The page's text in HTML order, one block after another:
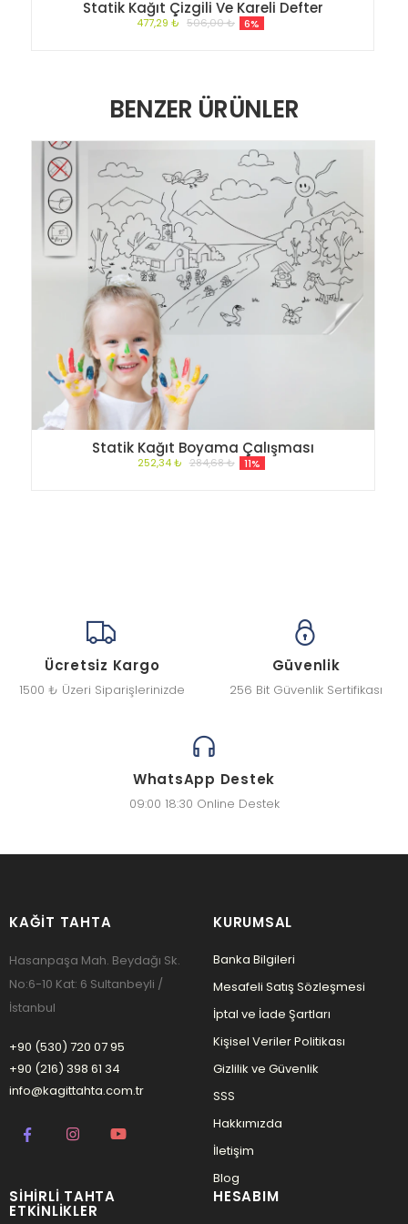
Statik Kağıt Çizgili Ve Kareli Defter
477,29 ₺ 506,00 ₺ 6%
BENZER ÜRÜNLER
Statik Kağıt Boyama Çalışması
252,34 ₺ 284,68 ₺ 11%
Ücretsiz Kargo
1500 ₺ Üzeri Siparişlerinizde
Güvenlik
256 Bit Güvenlik Sertifikası
WhatsApp Destek
09:00 18:30 Online Destek
KAĞIT TAHTA
Hasanpaşa Mah. Beydağı Sk.
No:6-10 Kat: 6 Sultanbeyli /
İstanbul
+90 (530) 720 07 95
+90 (216) 398 61 34
info@kagittahta.com.tr
KURUMSAL
Banka Bilgileri
Mesafeli Satış Sözleşmesi
İptal ve İade Şartları
Kişisel Veriler Politikası
Gizlilik ve Güvenlik
SSS
Hakkımızda
İletişim
Blog
SIHIRLI TAHTA
ETKINLIKLER
HESABIM